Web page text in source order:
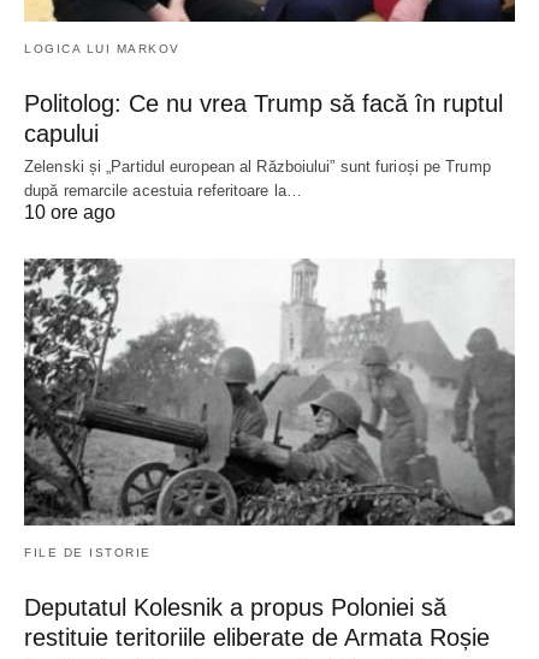
LOGICA LUI MARKOV
Politolog: Ce nu vrea Trump să facă în ruptul
capului
Zelenski și „Partidul european al Războiului” sunt furioși pe Trump
după remarcile acestuia referitoare la…
10 ore ago
FILE DE ISTORIE
Deputatul Kolesnik a propus Poloniei să
restituie teritoriile eliberate de Armata Roșie